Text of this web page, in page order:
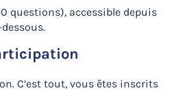
questions), accessible depuis
C’est tout, vous êtes inscrits